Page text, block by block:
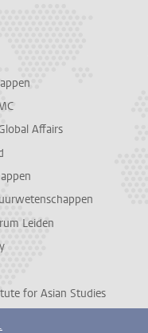
Affairs
Leiden
for Asian Studies